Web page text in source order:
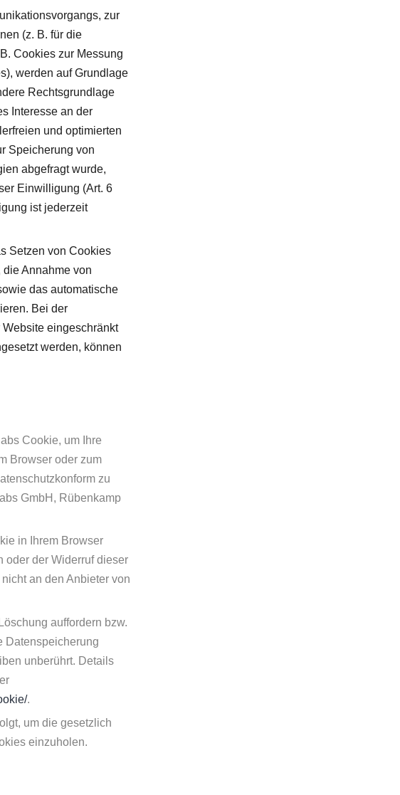
zur
(z. B. für die
Cookies zur Messung
werden auf Grundlage
Rechtsgrundlage
Interesse an der
und optimierten
Speicherung von
abgefragt wurde,
Einwilligung (Art. 6
ist jederzeit
Setzen von Cookies
Annahme von
das automatische
Bei der
eingeschränkt
werden, können
Cookie, um Ihre
Browser oder zum
zu
GmbH, Rübenkamp
in Ihrem Browser
oder der Widerruf dieser
an den Anbieter von
auffordern bzw.
Datenspeicherung
unberührt. Details
.
um die gesetzlich
einzuholen.